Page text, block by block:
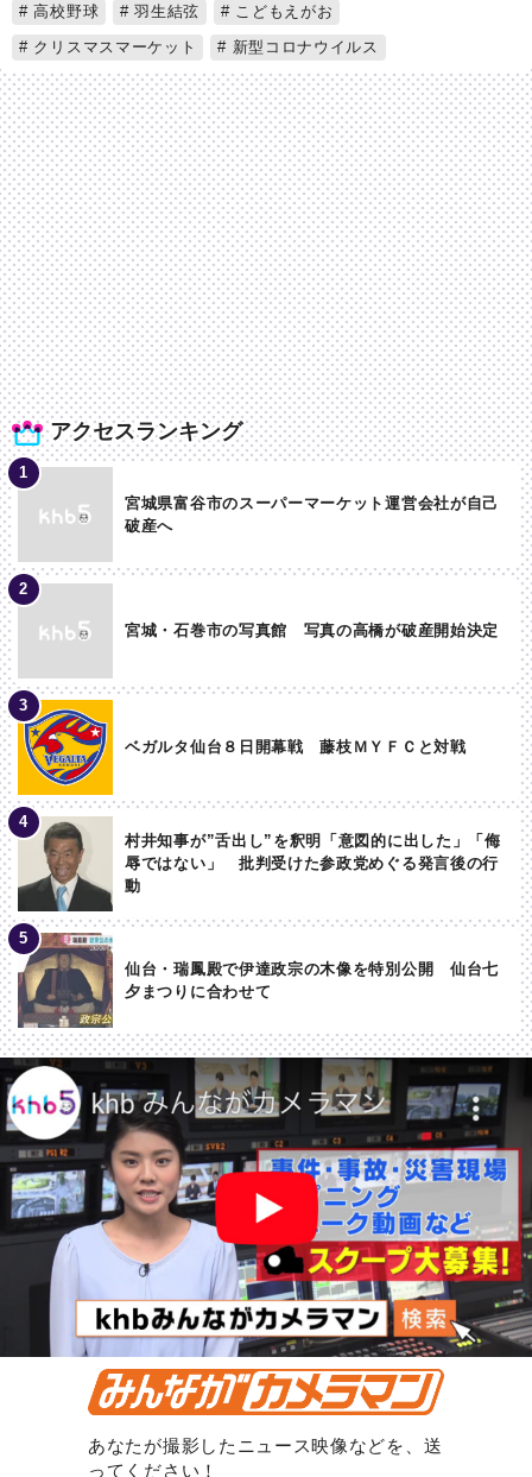
アクセスランキング
宮城県富谷市のスーパーマーケット運営会社が自己
破産へ
宮城・石巻市の写真館 写真の高橋が破産開始決定
ベガルタ仙台８日開幕戦 藤枝ＭＹＦＣと対戦
村井知事が”舌出し”を釈明「意図的に出した」「侮
辱ではない」 批判受けた参政党めぐる発言後の行
動
仙台・瑞鳳殿で伊達政宗の木像を特別公開 仙台七
夕まつりに合わせて
高校野球
羽生結弦
こどもえがお
クリスマスマーケット
新型コロナウイルス
あなたが撮影したニュース映像などを、送
ってください！